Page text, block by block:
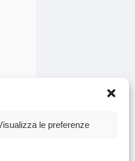
le preferenze